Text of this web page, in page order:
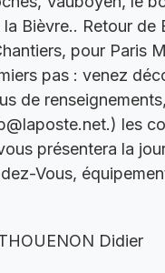
Bièvre.. Retour de
pour Paris
pas : venez
de
les
présentera la
Vous,
Didier